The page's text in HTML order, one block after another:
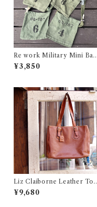
Re work Military Mini Bag
/ リワーク ミリタリー ミニ バ
ッグ 古着
¥3,850
Liz Claiborne Leather
Bag / リズ クレイボーン レザ
ー トートバック 古着
¥9,680